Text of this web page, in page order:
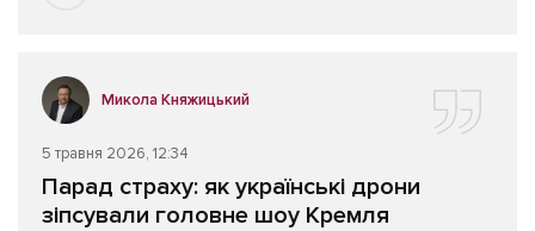
Микола Княжицький
5 травня 2026, 12:34
Парад страху: як українські дрони
зіпсували головне шоу Кремля